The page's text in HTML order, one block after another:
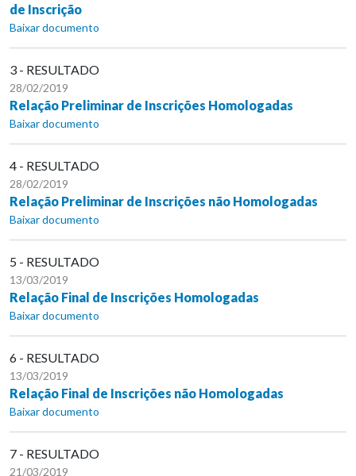
de Inscrição
Baixar documento
3 - RESULTADO
28/02/2019
Relação Preliminar de Inscrições Homologadas
Baixar documento
4 - RESULTADO
28/02/2019
Relação Preliminar de Inscrições não Homologadas
Baixar documento
5 - RESULTADO
13/03/2019
Relação Final de Inscrições Homologadas
Baixar documento
6 - RESULTADO
13/03/2019
Relação Final de Inscrições não Homologadas
Baixar documento
7 - RESULTADO
21/03/2019